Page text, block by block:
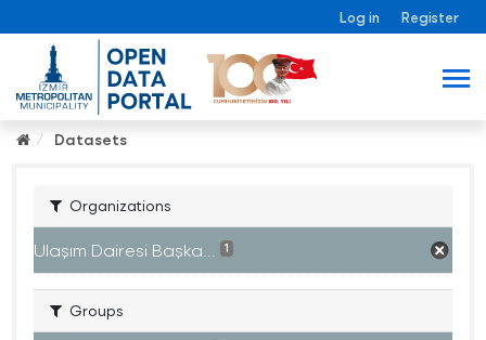
Log in Register
Datasets
Organizations
Ulaşım Dairesi Başka... 1
Groups